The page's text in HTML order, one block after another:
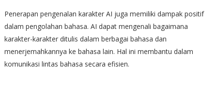
Penerapan pengenalan karakter AI juga memiliki dampak positif
dalam pengolahan bahasa. AI dapat mengenali bagaimana
karakter-karakter ditulis dalam berbagai bahasa dan
menerjemahkannya ke bahasa lain. Hal ini membantu dalam
komunikasi lintas bahasa secara efisien.